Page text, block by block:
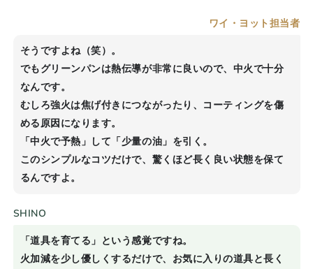
ワイ・ヨット担当者
そうですよね（笑）。
でもグリーンパンは熱伝導が非常に良いので、中火で十分
なんです。
むしろ強火は焦げ付きにつながったり、コーティングを傷
める原因になります。
「中火で予熱」して「少量の油」を引く。
このシンプルなコツだけで、驚くほど長く良い状態を保て
るんですよ。
SHINO
「道具を育てる」という感覚ですね。
火加減を少し優しくするだけで、お気に入りの道具と長く